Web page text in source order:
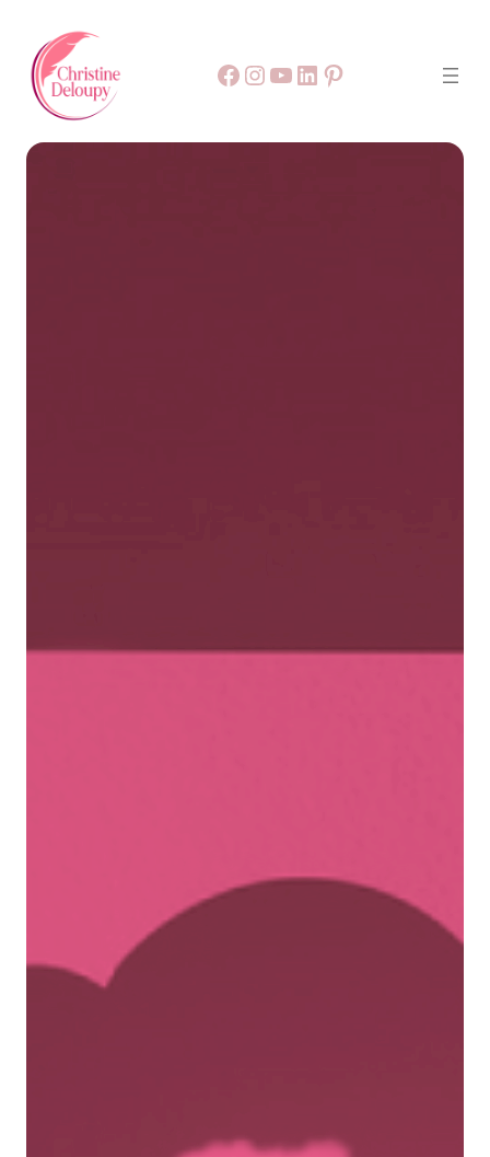
Facebook
559999LinkedIn
Pinterest